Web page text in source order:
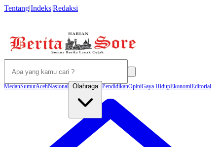
Tentang|Indeks|Redaksi
MedanSumutAcehNasional Olahraga PendidikanOpiniGaya HidupEkonomiEditorial